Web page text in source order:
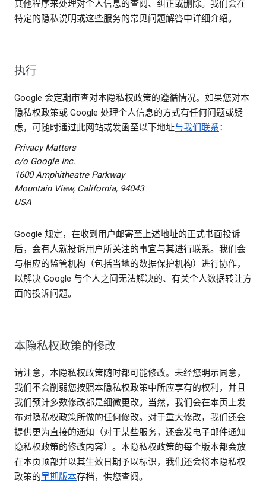
其他程序来处理对个人信息的查阅、纠正或删除。我们会在
特定的隐私说明或这些服务的常见问题解答中详细介绍。
执行
Google 会定期审查对本隐私权政策的遵循情况。如果您对本
隐私权政策或 Google 处理个人信息的方式有任何问题或疑
虑，可随时通过此网站或发函至以下地址与我们联系：
Privacy Matters
c/o Google Inc.
1600 Amphitheatre Parkway
Mountain View, California, 94043
USA
Google 规定，在收到用户邮寄至上述地址的正式书面投诉
后，会有人就投诉用户所关注的事宜与其进行联系。我们会
与相应的监管机构（包括当地的数据保护机构）进行协作，
以解决 Google 与个人之间无法解决的、有关个人数据转让方
面的投诉问题。
本隐私权政策的修改
请注意，本隐私权政策随时都可能修改。未经您明示同意，
我们不会削弱您按照本隐私权政策中所应享有的权利，并且
我们预计多数修改都是细微更改。当然，我们会在本页上发
布对隐私权政策所做的任何修改。对于重大修改，我们还会
提供更为直接的通知（对于某些服务，还会发电子邮件通知
隐私权政策的修改内容）。本隐私权政策的每个版本都会放
在本页顶部并以其生效日期予以标识，我们还会将本隐私权
政策的早期版本存档，供您查阅。